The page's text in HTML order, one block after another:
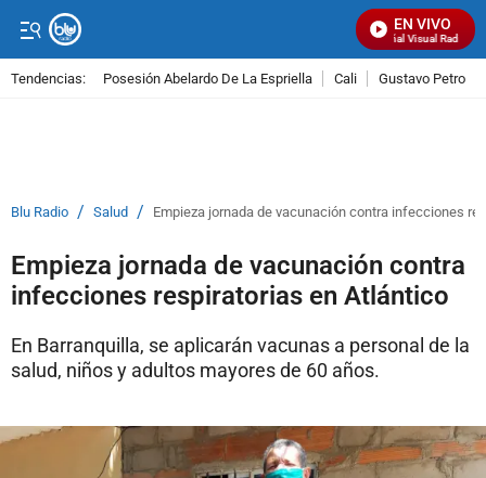
EN VIVO
Señal Visual Radio
Tendencias: Posesión Abelardo De La Espriella Cali Gustavo Petro
Blu Radio / Salud / Empieza jornada de vacunación contra infecciones
Empieza jornada de vacunación contra
infecciones respiratorias en Atlántico
En Barranquilla, se aplicarán vacunas a personal de la
salud, niños y adultos mayores de 60 años.